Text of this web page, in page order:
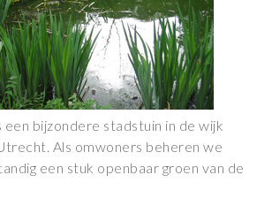
bijzondere stadstuin in de wijk
Als omwoners beheren we
een stuk openbaar groen van de